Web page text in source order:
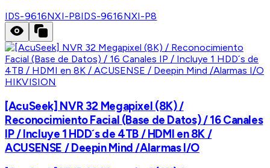
IDS-9616NXI-P8IDS-9616NXI-P8
HIKVISION
[AcuSeek] NVR 32 Megapixel (8K) /
Reconocimiento Facial (Base de Datos) / 16 Canales
IP / Incluye 1 HDD´s de 4TB / HDMI en 8K /
ACUSENSE / Deepin Mind /Alarmas I/O